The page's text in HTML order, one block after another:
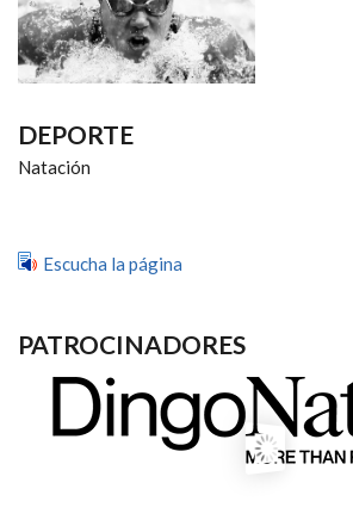
DEPORTE
Natación
Escucha la página
PATROCINADORES